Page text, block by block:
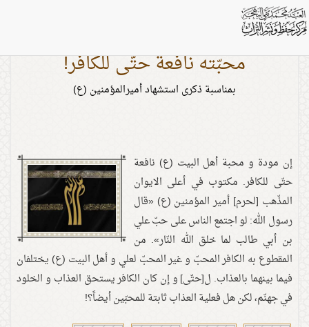
محبّته نافعة حتّى للكافر!
بمناسبة ذكرى استشهاد أميرالمؤمنين (ع)
إن مودة و محبة أهل البيت (ع) نافعة
حتّى للكافر. مكتوب في أعلى الايوان
المذّهب [لحرم] أمير المؤمنين (ع) «قال
رسول الله: لو اجتمع الناس على حبّ علي
بن أبي طالب لما خلق الله النّار». من
المقطوع به الكافر المحبّ و غير المحبّ لعلي و أهل البيت (ع) يختلفان
فيما بينهما بالعذاب. ل[حتّى] و إن كان الكافر يستحق العذاب و الخلود
في جهنّم، لكن هل فعلية العذاب ثابتة للمحبّين أيضاً؟!